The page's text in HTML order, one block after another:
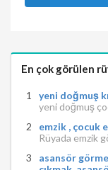
En çok görülen
yeni doğmuş
yeni doğmuş
emzik , çocuk
Rüyada emzik
asansör